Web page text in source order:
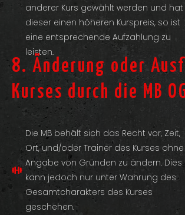
anderer Kurs gewählt werden und hat
dieser einen höheren Kurspreis, so ist
eine entsprechende Aufzahlung zu
leisten.
8. Änderung oder
Kurses durch die MB
Die MB behält sich das Recht vor, Zeit,
Ort, und/oder Trainer des Kurses ohne
Angabe von Gründen zu ändern. Dies
kann jedoch nur unter Wahrung des
Gesamtcharakters des Kurses
geschehen.